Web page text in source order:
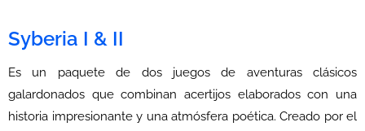
Syberia I & II
Es un paquete de dos juegos de aventuras clásicos
galardonados que combinan acertijos elaborados con una
historia impresionante y una atmósfera poética. Creado por el